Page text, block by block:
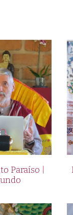
Paraíso |